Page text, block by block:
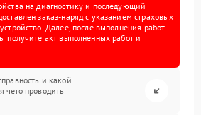
на диагностику и последующий
заказ-наряд с указанием страховых
Далее, после выполнения работ
получите акт выполненных работ и
и какой
чего проводить